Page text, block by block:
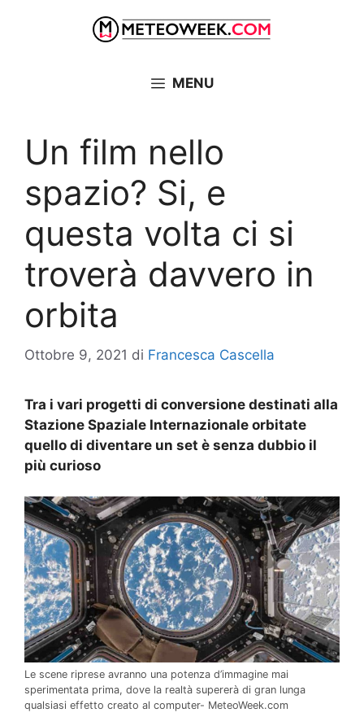
MENU
Un film nello
spazio? Si, e
questa volta ci si
troverà davvero in
orbita
Ottobre 9, 2021 di Francesca Cascella
Tra i vari progetti di conversione destinati alla
Stazione Spaziale Internazionale orbitate
quello di diventare un set è senza dubbio il
più curioso
Le scene riprese avranno una potenza d’immagine mai
sperimentata prima, dove la realtà supererà di gran lunga
qualsiasi effetto creato al computer- MeteoWeek.com